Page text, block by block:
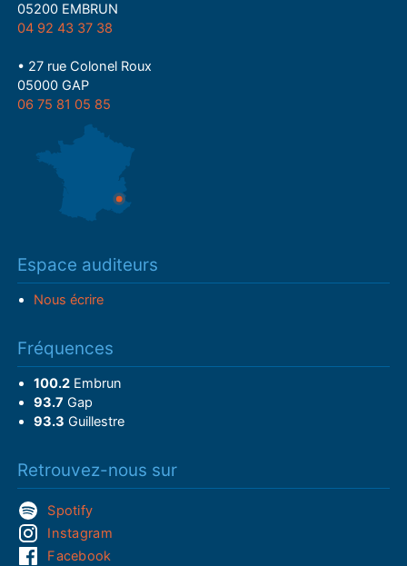
05200 EMBRUN
04 92 43 37 38
• 27 rue Colonel Roux
05000 GAP
06 75 81 05 85
Espace auditeurs
Nous écrire
Fréquences
100.2Embrun
93.7 Gap
93.3 Guillestre
Retrouvez-nous sur
Spotify
Instagram
Facebook